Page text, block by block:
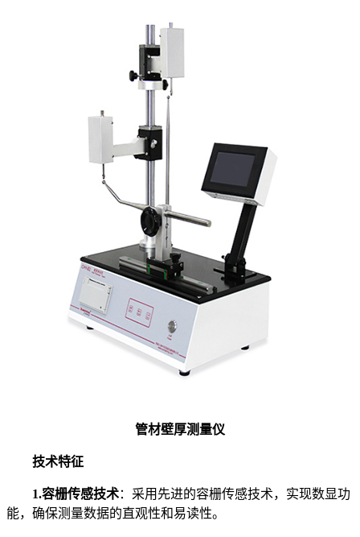
管材壁厚测量仪
技术特征
1.容栅传感技术：采用先进的容栅传感技术，实现数显功
能，确保测量数据的直观性和易读性。